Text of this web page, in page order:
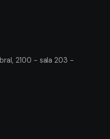
2100 - sala 203 -